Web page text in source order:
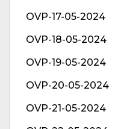
OVP-17-05-2024
OVP-18-05-2024
OVP-19-05-2024
OVP-20-05-2024
OVP-21-05-2024